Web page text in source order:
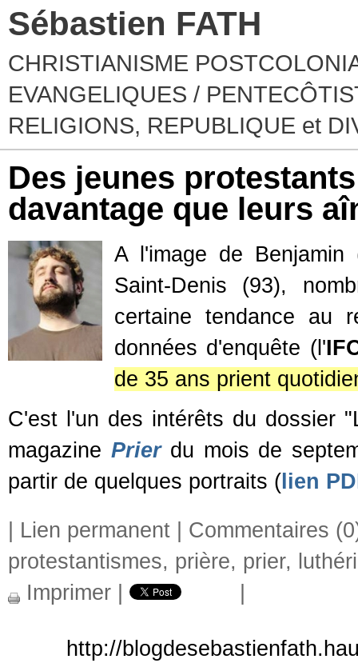
Sébastien FATH
CHRISTIANISME
EVANGELIQUES /
RELIGIONS, REPUBLIQUE et
Des jeunes
davantage que leurs
A l'image de Benjamin
Saint-Denis (93),
certaine tendance au
données d'enquête (l'
de 35 ans prient
C'est l'un des intérêts du dossier
magazine Prierdu mois de
partir de quelques portraits ( lien
Lien permanent
Commentaires
protestantismes, prière, prier,
Imprimer
http://